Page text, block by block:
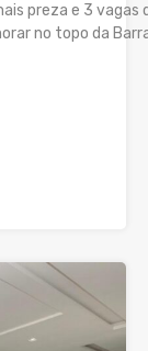
preza e 3
no topo da